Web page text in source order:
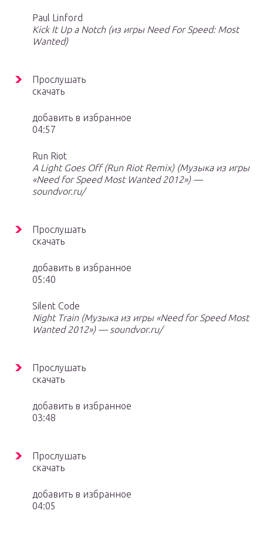
Paul Linford
Kick It Up a Notch (из игры Need For Speed: Most
Wanted)
Прослушать
скачать
добавить в избранное
04:57
Run Riot
A Light Goes Off (Run Riot Remix) (Музыка из игры
«Need for Speed Most Wanted 2012») —
soundvor.ru/
Прослушать
скачать
добавить в избранное
05:40
Silent Code
Night Train (Музыка из игры «Need for Speed Most
Wanted 2012») — soundvor.ru/
Прослушать
скачать
добавить в избранное
03:48
Прослушать
скачать
добавить в избранное
04:05